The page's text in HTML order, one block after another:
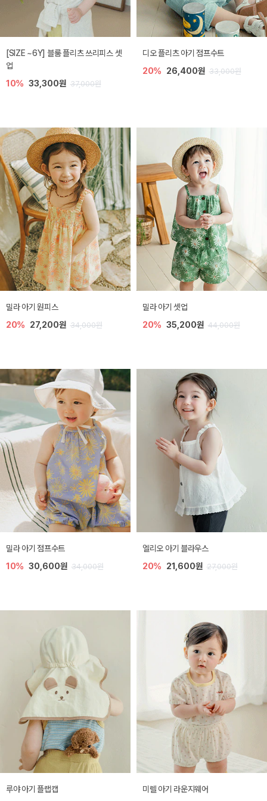
[SIZE ~6Y] 블룸 플리츠 쓰리피스 셋
업
10% 33,300원 37,000원
디오 플리츠 아기 점프수트
20% 26,400원 33,000원
밀라 아기 원피스
20% 27,200원 34,000원
밀라 아기 셋업
20% 35,200원 44,000원
밀라 아기 점프수트
10% 30,600원 34,000원
엘리오 아기 블라우스
20% 21,600원 27,000원
루야 아기 플랩캡 미렐 아기 라운지웨어